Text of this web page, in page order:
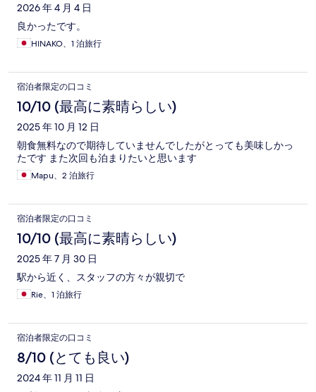
2026 年 4 月 4 日
良かったです。
HINAKO、1 泊旅行
宿泊者限定の口コミ
10/10 (最高に素晴らしい)
2025 年 10 月 12 日
朝食無料なので期待していませんでしたがとっても美味しかっ
たです また次回も泊まりたいと思います
Mapu、2 泊旅行
宿泊者限定の口コミ
10/10 (最高に素晴らしい)
2025 年 7 月 30 日
駅から近く、スタッフの方々が親切で
Rie、1 泊旅行
宿泊者限定の口コミ
8/10 (とても良い)
2024 年 11 月 11 日